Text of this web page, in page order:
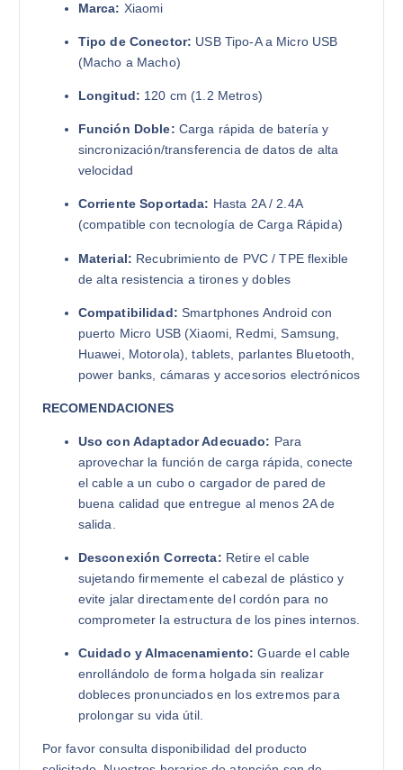
Marca: Xiaomi
Tipo de Conector: USB Tipo-A a Micro USB
(Macho a Macho)
Longitud: 120 cm (1.2 Metros)
Función Doble: Carga rápida de batería y
sincronización/transferencia de datos de alta
velocidad
Corriente Soportada: Hasta 2A / 2.4A
(compatible con tecnología de Carga Rápida)
Material: Recubrimiento de PVC / TPE flexible
de alta resistencia a tirones y dobles
Compatibilidad: Smartphones Android con
puerto Micro USB (Xiaomi, Redmi, Samsung,
Huawei, Motorola), tablets, parlantes Bluetooth,
power banks, cámaras y accesorios electrónicos
RECOMENDACIONES
Uso con Adaptador Adecuado: Para
aprovechar la función de carga rápida, conecte
el cable a un cubo o cargador de pared de
buena calidad que entregue al menos 2A de
salida.
Desconexión Correcta: Retire el cable
sujetando firmemente el cabezal de plástico y
evite jalar directamente del cordón para no
comprometer la estructura de los pines internos.
Cuidado y Almacenamiento: Guarde el cable
enrollándolo de forma holgada sin realizar
dobleces pronunciados en los extremos para
prolongar su vida útil.
Por favor consulta disponibilidad del producto